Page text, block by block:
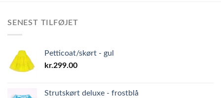
SENEST TILFØJET
Petticoat/skørt - gul
kr.299.00
Strutskørt deluxe - frostblå